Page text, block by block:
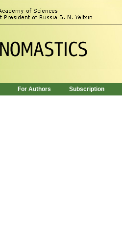
For Authors Subscription